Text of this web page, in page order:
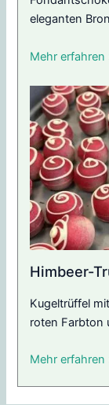
eleganten
Mehr erfahren
Himbeer-
Kugeltrüffel
roten Farbton
Mehr erfahren